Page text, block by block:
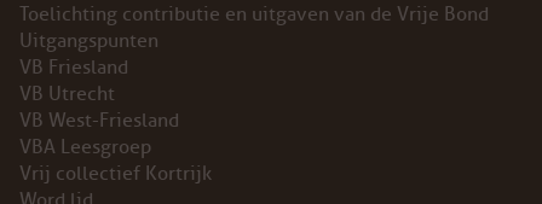
ARBEID
LABOUR RIGHTS
LINKS ARBEID
Toelichting contributie en uitgaven van de Vrije Bond
Uitgangspunten
VB Friesland
VB Utrecht
VB West-Friesland
VBA Leesgroep
Vrij collectief Kortrijk